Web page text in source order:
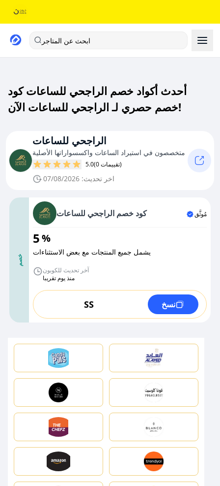
ابحث عن المتاجر
أحدث أكواد خصم الراجحي للساعات كود
خصم حصري لـ الراجحي للساعات الآن!
الراجحي للساعات
متخصصون في استيراد الساعات واكسسواراتها الأصلية
5.0 (0 تقييمات)
اخر تحديث: 07/08/2026
خصم
كود خصم الراجحي للساعات مُوثَّق
5%
يشمل جميع المنتجات مع بعض الاستثناءات
آخر تحديث للكوبون
منذ يوم تقريبا
SS نسخ